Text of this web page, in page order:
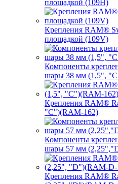
площадкой (109H)
Крепления RAM®
площадкой (109V)
Компоненты
шары 38 мм (1,5",
Крепления RAM®
"C")(RAM-162)
Компоненты
шары 57 мм
Крепления RAM®